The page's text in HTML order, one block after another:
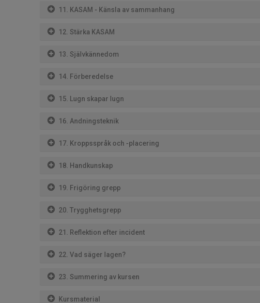
11. KASAM - Känsla av sammanhang
12. Stärka KASAM
13. Självkännedom
14. Förberedelse
15. Lugn skapar lugn
16. Andningsteknik
17. Kroppsspråk och -placering
18. Handkunskap
19. Frigöring grepp
20. Trygghetsgrepp
21. Reflektion efter incident
22. Vad säger lagen?
23. Summering av kursen
Kursmaterial